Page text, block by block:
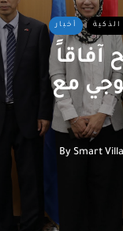
أخبار الذكية
آفاقاً
مع
By Smart